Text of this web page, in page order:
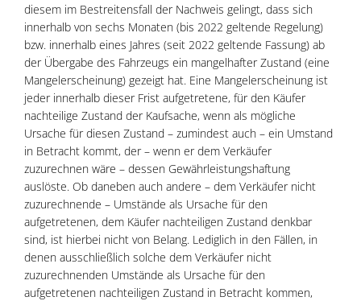
diesem im Bestreitensfall der Nachweis gelingt, dass sich
innerhalb von sechs Monaten (bis 2022 geltende Regelung)
bzw. innerhalb eines Jahres (seit 2022 geltende Fassung) ab
der Übergabe des Fahrzeugs ein mangelhafter Zustand (eine
Mangelerscheinung) gezeigt hat. Eine Mangelerscheinung ist
jeder innerhalb dieser Frist aufgetretene, für den Käufer
nachteilige Zustand der Kaufsache, wenn als mögliche
Ursache für diesen Zustand – zumindest auch – ein Umstand
in Betracht kommt, der – wenn er dem Verkäufer
zuzurechnen wäre – dessen Gewährleistungshaftung
auslöste. Ob daneben auch andere – dem Verkäufer nicht
zuzurechnende – Umstände als Ursache für den
aufgetretenen, dem Käufer nachteiligen Zustand denkbar
sind, ist hierbei nicht von Belang. Lediglich in den Fällen, in
denen ausschließlich solche dem Verkäufer nicht
zuzurechnenden Umstände als Ursache für den
aufgetretenen nachteiligen Zustand in Betracht kommen,